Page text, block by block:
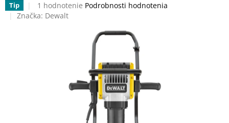
Tip
Priemerné
hodnotenie
1 hodnotenie Podrobnosti hodnotenia
Značka: Dewalt